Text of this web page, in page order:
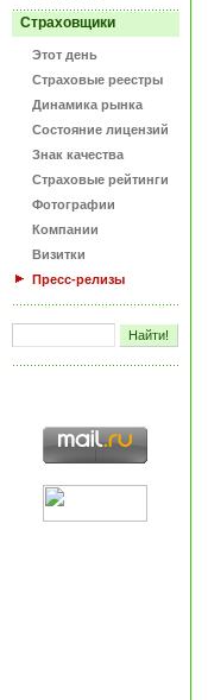
Страховщики
Этот день
Страховые реестры
Динамика рынка
Состояние лицензий
Знак качества
Страховые рейтинги
Фотографии
Компании
Визитки
Пресс-релизы